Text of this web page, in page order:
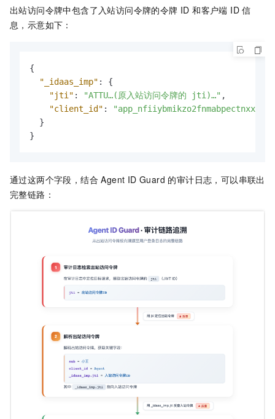
出站访问令牌中包含了入站访问令牌的令牌 ID 和客户端 ID 信
息，示意如下：
{
"_idaas_imp" :
{
"jti" : "ATTU…(原入站访问令牌的 jti)…" ,
"client_id" :
"app_nfiiybmikzo2fnmabpectnxxxx"
}
}
通过这两个字段，结合 Agent ID Guard 的审计日志，可以串联出
完整链路：